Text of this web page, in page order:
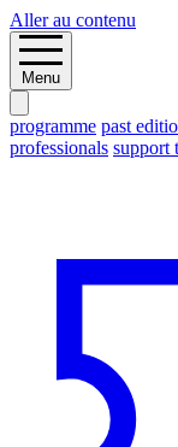
Aller au contenu
Menu
programme past
professionals support